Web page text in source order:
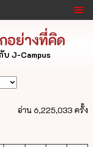
อย่างที่คิด
J-Campus
อ่าน 6,225,033 ครั้ง